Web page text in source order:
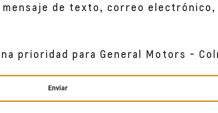
de texto, correo
prioridad para General Motors -
Enviar